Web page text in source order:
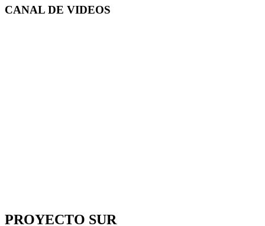
CANAL DE VIDEOS
PROYECTO SUR